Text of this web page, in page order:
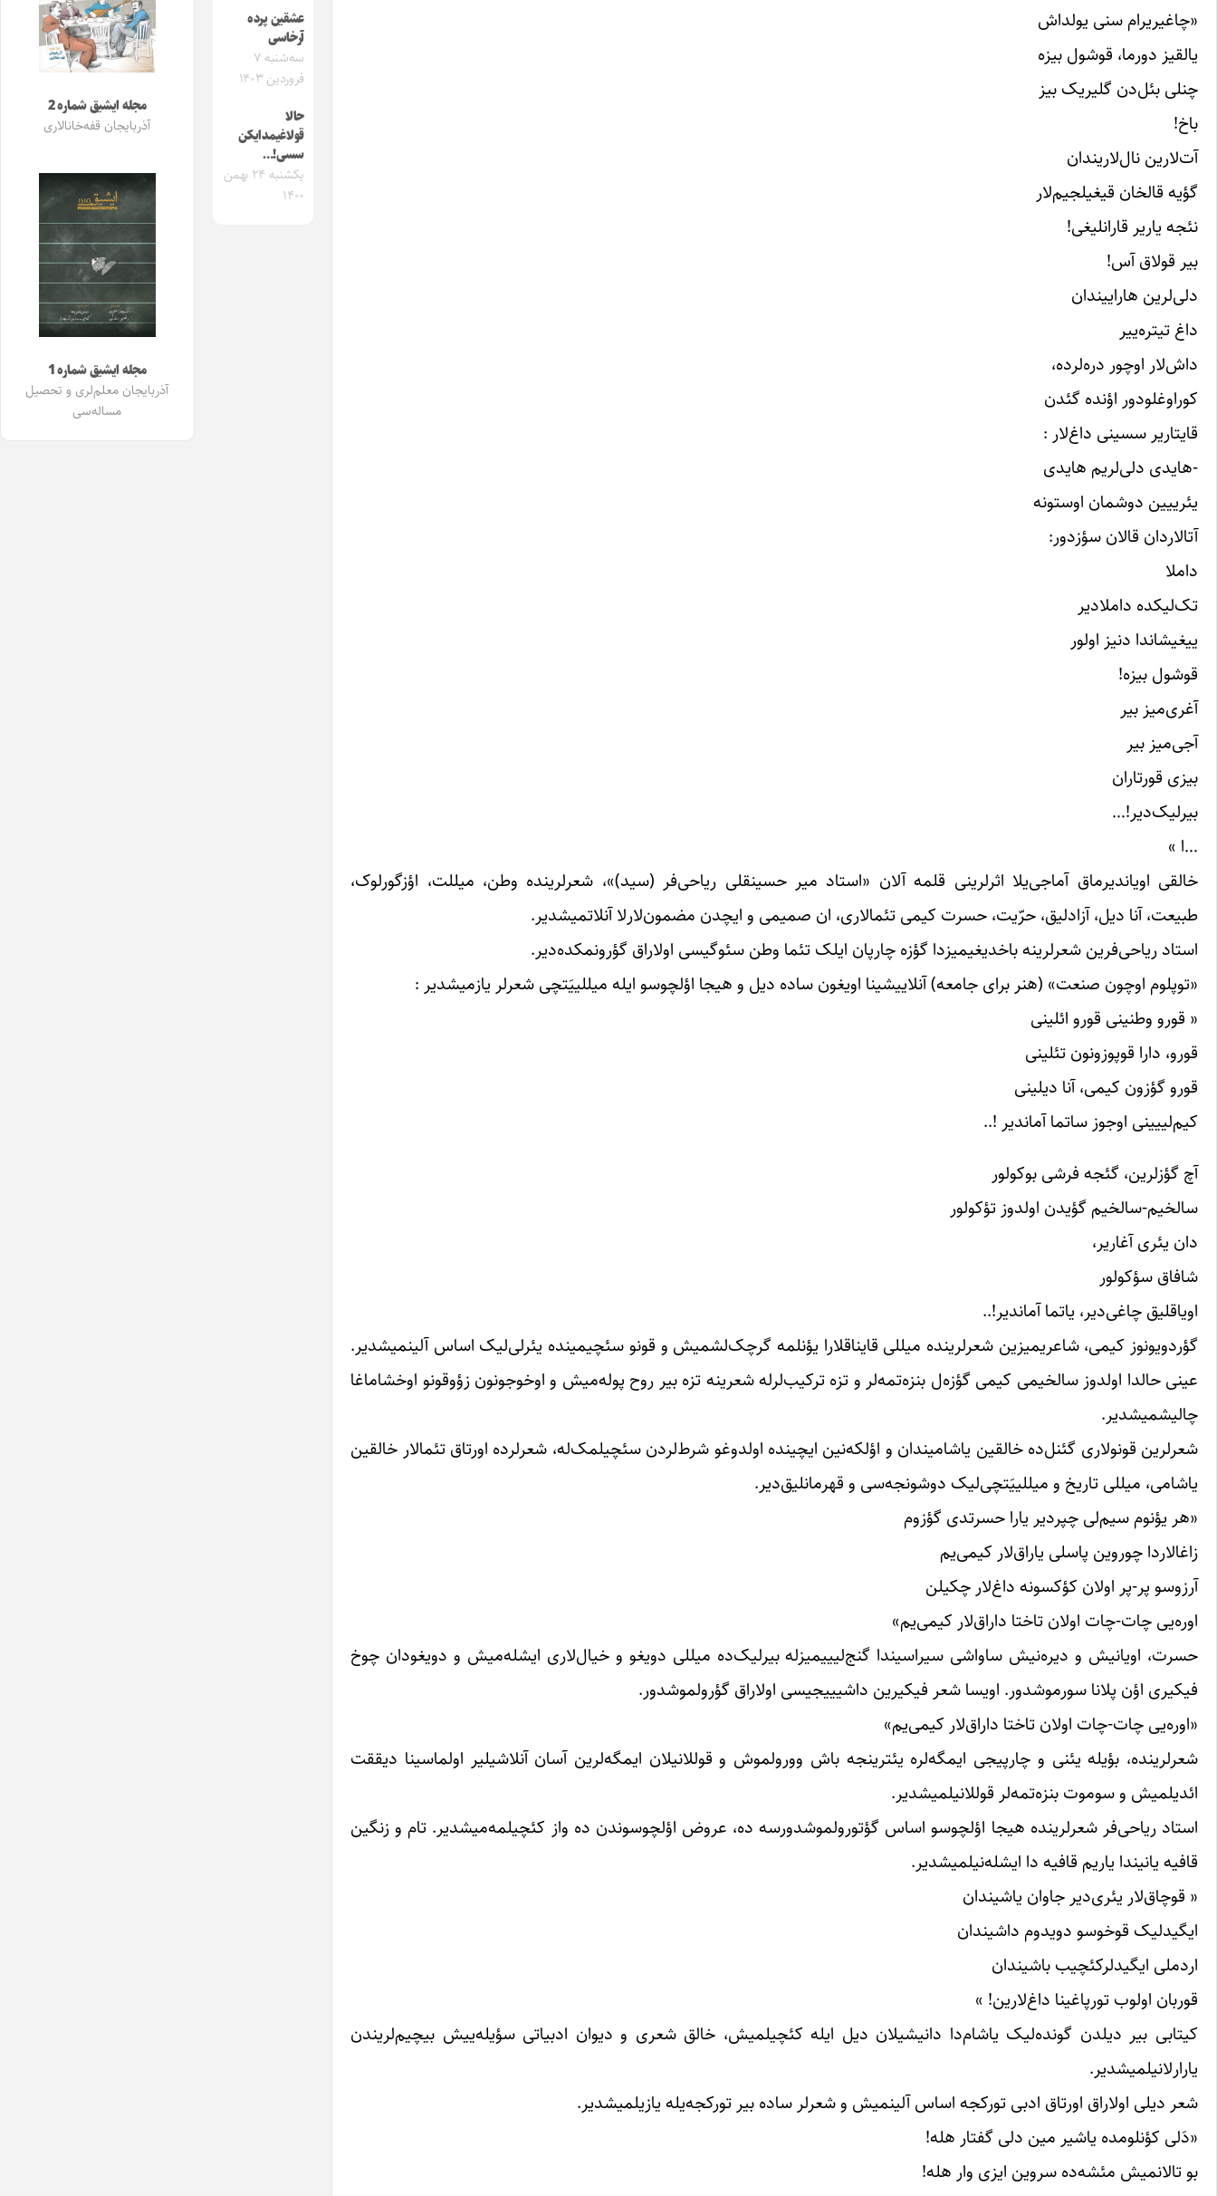
«چاغیریرام سنی یولداش
یالقیز دورما، قوشول بیزه
چنلی بئل‌دن گلیریک بیز
باخ!
آت‌لارین نال‌لاریندان
گؤیه قالخان قیغیلجیم‌لار
نئجه یاریر قارانلیغی!
بیر قولاق آس!
دلی‌لرین هاراییندان
داغ تیتره‌ییر
داش‌لار اوچور دره‌لرده،
کوراوغلودور اؤنده گئدن
قایتاریر سسینی داغ‌لار :
-هایدی دلی‌لریم هایدی
یئرییین دوشمان اوستونه
آتالاردان قالان سؤزدور:
داملا
تک‌لیکده داملادیر
ییغیشاندا د‌نیز اولور
قوشول بیزه!
آغری‌میز بیر
آجی‌میز بیر
بیزی قورتاران
بیرلیک‌دیر!…
…ا »
خالقی اویاندیرماق آماجی‌یلا اثرلرینی قلمه آلان «استاد میر حسینقلی ریاحی‌فر (سید)»، شعرلرینده وطن، میللت، اؤزگورلوک،
طبیعت، آنا دیل، آزادلیق، حرّیت، حسرت کیمی تئمالاری، ان صمیمی و ایچدن مضمون‌لارلا آنلاتمیشدیر.
استاد ریاحی‌فرین شعرلرینه باخدیغیمیزدا گؤزه چارپان ایلک تئما وطن سئوگیسی اولاراق گؤرونمکده‌دیر.
«توپلوم اوچون صنعت» (هنر برای جامعه) آنلاییشینا اویغون ساده دیل و هیجا اؤلچوسو ایله میللییَتچی شعرلر یازمیشدیر :
« قورو وطنینی قورو ائلینی
قورو، دارا قوپوزونون تئلینی
قورو گؤزون کیمی، آنا دیلینی
کیم‌لییینی اوجوز ساتما آماندیر !..
آچ گؤزلرین، گئجه فرشی بوکولور
سالخیم-سالخیم گؤیدن اولدوز تؤکولور
دان یئری آغاریر،
شافاق سؤکولور
اویاقلیق چاغی‌دیر، یاتما آماندیر!..
گؤردویونوز کیمی، شاعریمیزین شعرلرینده میللی قایناقلارا یؤنلمه گرچک‌لشمیش و قونو سئچیمینده یئرلی‌لیک اساس آلینمیشدیر.
عینی حالدا اولدوز سالخیمی کیمی گؤزه‌ل بنزه‌تمه‌لر و تزه ترکیب‌لرله شعرینه تزه بیر روح پوله‌میش و اوخوجونون زؤوقونو اوخشاماغا
چالیشمیشدیر.
شعرلرین قونولاری گئنل‌ده خالقین یاشامیندان و اؤلکه‌نین ایچینده اولدوغو شرط‌لردن سئچیلمک‌له، شعرلرده اورتاق تئمالار خالقین
یاشامی، میللی تاریخ و میللییَتچی‌لیک دوشونجه‌سی و قهرمانلیق‌دیر.
«هر یؤنوم سیم‌لی چپردیر یارا حسرتدی گؤزوم
زاغالاردا چوروین پاسلی یاراق‌لار کیمی‌یم
آرزوسو پر-پر اولان کؤکسونه داغ‌لار چکیلن
اوره‌یی چات-چات اولان تاختا داراق‌لار کیمی‌یم»
حسرت، اویانیش و دیره‌نیش ساواشی سیراسیندا گنج‌لیییمیزله بیرلیک‌ده میللی دویغو و خیال‌لاری ایشله‌میش و دویغودان چوخ
فیکیری اؤن پلانا سورموشدور. اویسا شعر فیکیرین داشیییجیسی اولاراق گؤرولموشدور.
«اوره‌یی چات-چات اولان تاختا داراق‌لار کیمی‌یم»
شعرلرینده، بؤیله یئنی و چارپیجی ایمگه‌لره یئترینجه باش وورولموش و قوللانیلان ایمگه‌لرین آسان آنلاشیلیر اولماسینا دیققت
ائدیلمیش و سوموت بنزه‌تمه‌لر قوللانیلمیشدیر.
استاد ریاحی‌فر شعرلرینده هیجا اؤلچوسو اساس گؤتورولموشدورسه ده، عروض اؤلچوسوندن ده واز کئچیلمه‌میشدیر. تام و زنگین
قافیه یانیندا یاریم قافیه دا ایشله‌نیلمیشدیر.
« قوچاق‌لار یئری‌دیر جاوان یاشیندان
ایگیدلیک قوخوسو دویدوم داشیندان
اردملی ایگیدلرکئچیب باشیندان
قوربان اولوب تورپاغینا داغ‌لارین! »
کیتابی بیر دیلدن گونده‌لیک یاشام‌دا دانیشیلان دیل ایله کئچیلمیش، خالق شعری و دیوان ادبیاتی سؤیله‌ییش بیچیم‌لریندن
یارارلانیلمیشدیر.
شعر دیلی اولاراق اورتاق ادبی تورکجه اساس آلینمیش و شعرلر ساده بیر تورکجه‌یله یازیلمیشدیر.
«دَلی کؤنلومده یاشیر مین دلی گفتار هله!
بو تالانمیش مئشه‌ده سروین ایزی وار هله!
عشقین پرده
آرخاسی
سه‌شنبه ۷
فروردین ۱۴۰۳
حالا
قولاغیمدایکن
سسی!…
یکشنبه ۲۴ بهمن
۱۴۰۰
مجله ایشیق شماره 2
آذربایجان قفه‌خانالاری
مجله ایشیق شماره 1
آذربایجان معلم‌لری و تحصیل
مساله‌سی